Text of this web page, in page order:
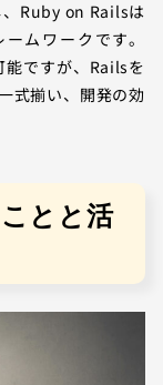
、Ruby on Railsは
ムワークです。
ですが、Railsを
式揃い、開発の効
とと活